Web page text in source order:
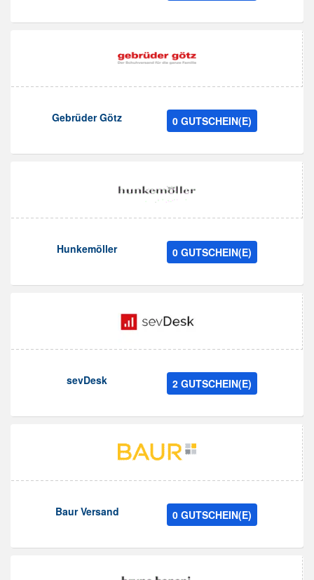
Gebrüder Götz 0 GUTSCHEIN(E)
Hunkemöller 0 GUTSCHEIN(E)
sevDesk 2 GUTSCHEIN(E)
Baur Versand 0 GUTSCHEIN(E)